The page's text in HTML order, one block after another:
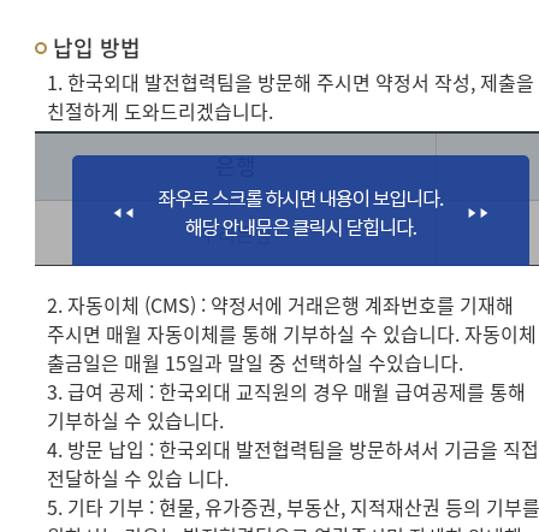
납입 방법
1. 한국외대 발전협력팀을 방문해 주시면 약정서 작성, 제출을
친절하게 도와드리겠습니다.
은행
우리은행
2. 자동이체 (CMS) : 약정서에 거래은행 계좌번호를 기재해
주시면 매월 자동이체를 통해 기부하실 수 있습니다. 자동이체
출금일은 매월 15일과 말일 중 선택하실 수있습니다.
3. 급여 공제 : 한국외대 교직원의 경우 매월 급여공제를 통해
기부하실 수 있습니다.
4. 방문 납입 : 한국외대 발전협력팀을 방문하셔서 기금을 직접
전달하실 수 있습 니다.
5. 기타 기부 : 현물, 유가증권, 부동산, 지적재산권 등의 기부